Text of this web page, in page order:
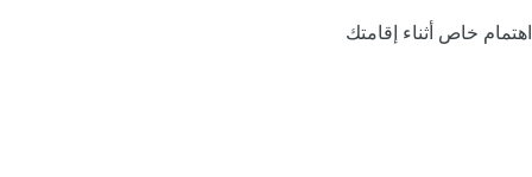
اهتمام خاص أثناء إقامتك